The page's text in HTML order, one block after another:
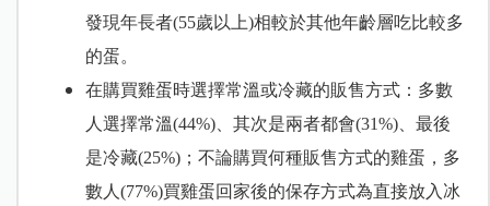
發現年長者(55歲以上)相較於其他年齡層吃比較多
的蛋。
在購買雞蛋時選擇常溫或冷藏的販售方式：多數
人選擇常溫(44%)、其次是兩者都會(31%)、最後
是冷藏(25%)；不論購買何種販售方式的雞蛋，多
數人 (77%)買雞蛋回家後的保存方式為直接放入冰